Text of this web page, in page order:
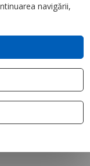
navigării,